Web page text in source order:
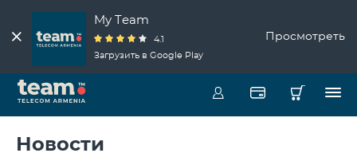
My Team
4.1
Загрузить в Google Play
Просмотреть
Новости